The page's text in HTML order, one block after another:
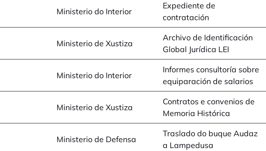
opens in a new tabMinisterio do Interior
Expediente de
contratación
opens in a new tabMinisterio de Xustiza
Archivo de Identificación
Global Jurídica LEI
opens in a new tabMinisterio do Interior
Informes consultoría sobre
equiparación de salarios
opens in a new tabMinisterio de Xustiza
Contratos e convenios de
Memoria Histórica
opens in a new tabMinisterio de Defensa
Traslado do buque Audaz
a Lampedusa